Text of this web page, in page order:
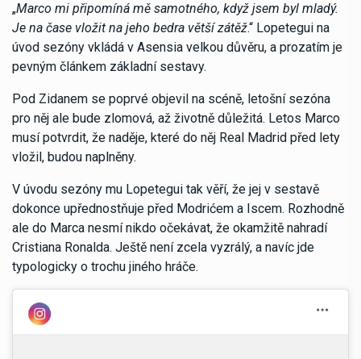
„Marco mi připomíná mě samotného, když jsem byl mladý.
Je na čase vložit na jeho bedra větší zátěž.“ Lopetegui na
úvod sezóny vkládá v Asensia velkou důvěru, a prozatím je
pevným článkem základní sestavy.
Pod Zidanem se poprvé objevil na scéně, letošní sezóna
pro něj ale bude zlomová, až životně důležitá. Letos Marco
musí potvrdit, že naděje, které do něj Real Madrid před lety
vložil, budou naplněny.
V úvodu sezóny mu Lopetegui tak věří, že jej v sestavě
dokonce upřednostňuje před Modrićem a Iscem. Rozhodně
ale do Marca nesmí nikdo očekávat, že okamžitě nahradí
Cristiana Ronalda. Ještě není zcela vyzrálý, a navíc jde
typologicky o trochu jiného hráče.